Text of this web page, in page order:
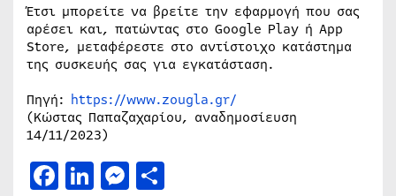
Έτσι μπορείτε να βρείτε την εφαρμογή που σας
αρέσει και, πατώντας στο Google Play ή App
Store, μεταφέρεστε στο αντίστοιχο κατάστημα
της συσκευής σας για εγκατάσταση.
Πηγή: https://www.zougla.gr/
(Κώστας Παπαζαχαρίου, αναδημοσίευση
14/11/2023)
Facebook
LinkedIn
Messenger